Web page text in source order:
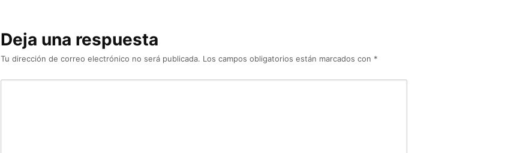
Deja una respuesta
Tu dirección de correo electrónico no será publicada. Los campos obligatorios están marcados con *